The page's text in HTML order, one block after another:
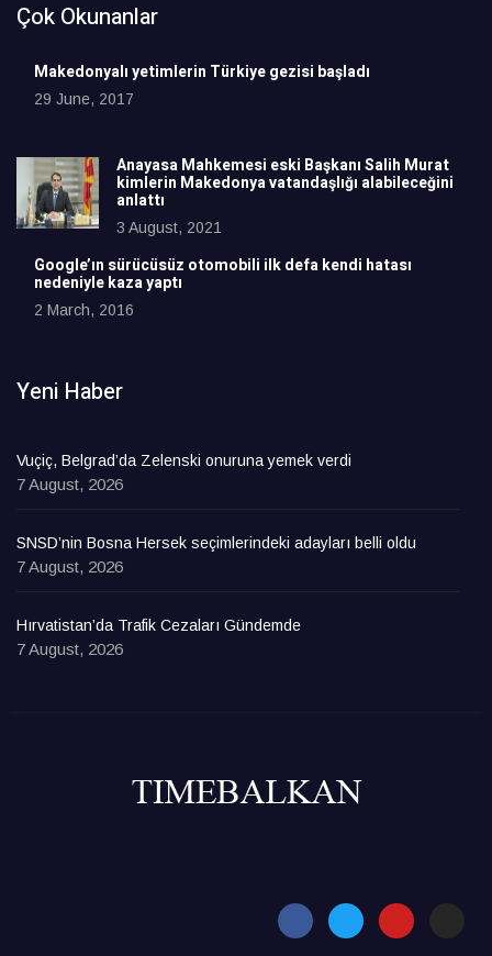
Çok Okunanlar
Makedonyalı yetimlerin Türkiye gezisi başladı
29 June, 2017
Anayasa Mahkemesi eski Başkanı Salih Murat
kimlerin Makedonya vatandaşlığı alabileceğini
anlattı
3 August, 2021
Google’ın sürücüsüz otomobili ilk defa kendi hatası
nedeniyle kaza yaptı
2 March, 2016
Yeni Haber
Vuçiç, Belgrad’da Zelenski onuruna yemek verdi
7 August, 2026
SNSD’nin Bosna Hersek seçimlerindeki adayları belli oldu
7 August, 2026
Hırvatistan’da Trafik Cezaları Gündemde
7 August, 2026